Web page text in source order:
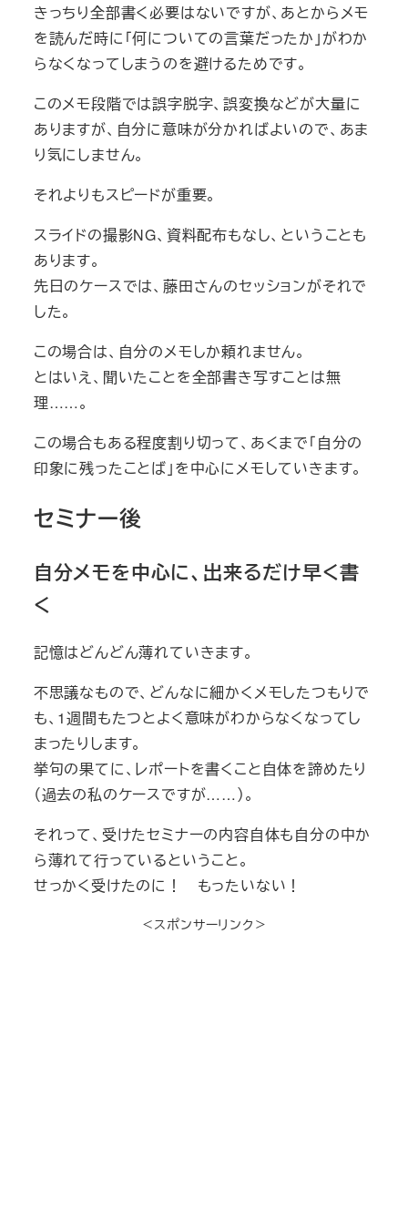
きっちり全部書く必要はないですが、あとからメモ
を読んだ時に「何についての言葉だったか」がわか
らなくなってしまうのを避けるためです。
このメモ段階では誤字脱字、誤変換などが大量に
ありますが、自分に意味が分かればよいので、あま
り気にしません。
それよりもスピードが重要。
スライドの撮影NG、資料配布もなし、ということも
あります。
先日のケースでは、藤田さんのセッションがそれで
した。
この場合は、自分のメモしか頼れません。
とはいえ、聞いたことを全部書き写すことは無
理……。
この場合もある程度割り切って、あくまで「自分の
印象に残ったことば」を中心にメモしていきます。
セミナー後
自分メモを中心に、出来るだけ早く書
く
記憶はどんどん薄れていきます。
不思議なもので、どんなに細かくメモしたつもりで
も、1週間もたつとよく意味がわからなくなってし
まったりします。
挙句の果てに、レポートを書くこと自体を諦めたり
（過去の私のケースですが……）。
それって、受けたセミナーの内容自体も自分の中か
ら薄れて行っているということ。
せっかく受けたのに！ もったいない！
＜スポンサーリンク＞